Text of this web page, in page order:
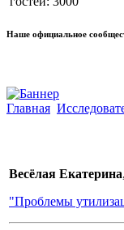
Наше официальное
Главная
Весёлая Екатерина
"Проблемы